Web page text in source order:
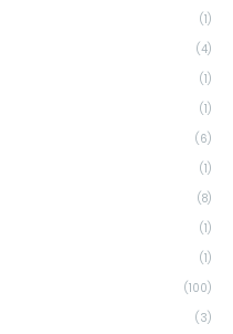
(1)
(4)
(1)
(1)
(6)
(1)
(8)
(1)
(1)
(100)
(3)